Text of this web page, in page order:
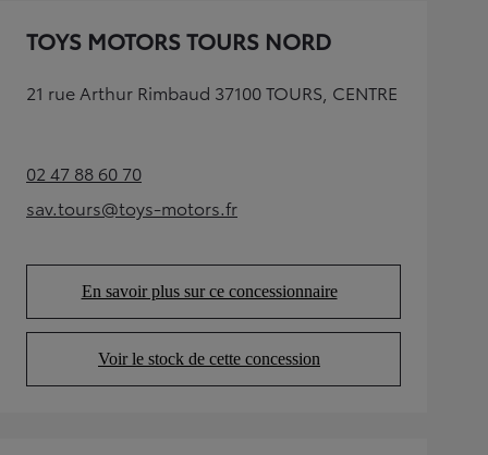
TOYS MOTORS TOURS NORD
21 rue Arthur Rimbaud 37100 TOURS, CENTRE
02 47 88 60 70(Opens in new tab)
sav.tours@toys-motors.fr
(Opens in new tab)
En savoir plus sur ce concessionnaire
(Opens in new tab)
Voir le stock de cette concession
(Opens in new tab)